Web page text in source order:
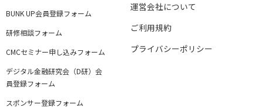
BUNK UP会員登録フォーム
研修相談フォーム
CMCセミナー申し込みフォーム
デジタル金融研究会（D研）会
員登録フォーム
スポンサー登録フォーム
運営会社について
ご利用規約
プライバシーポリシー